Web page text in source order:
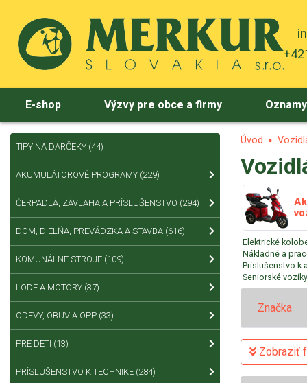
E-shop Výzvy pre obce a firmy Oznamy
Úvod
Elektrické
Nákladné a
Príslušenstvo k
Seniorské vozíky,
Značka
Zobraziť
TIPY NA DARČEKY (44)
AKUMULÁTOROVÉ PROGRAMY (229)
ČERPADLÁ, ZÁVLAHA A PRÍSLUŠENSTVO (294)
DOM, DIELŇA, PREVÁDZKA A STAVBA (616)
KOMUNÁLNE STROJE (109)
LODE A MOTORY (37)
ODEVY, OBUV A OPP (33)
PRE DETI (13)
PRÍSLUŠENSTVO K TECHNIKE (284)